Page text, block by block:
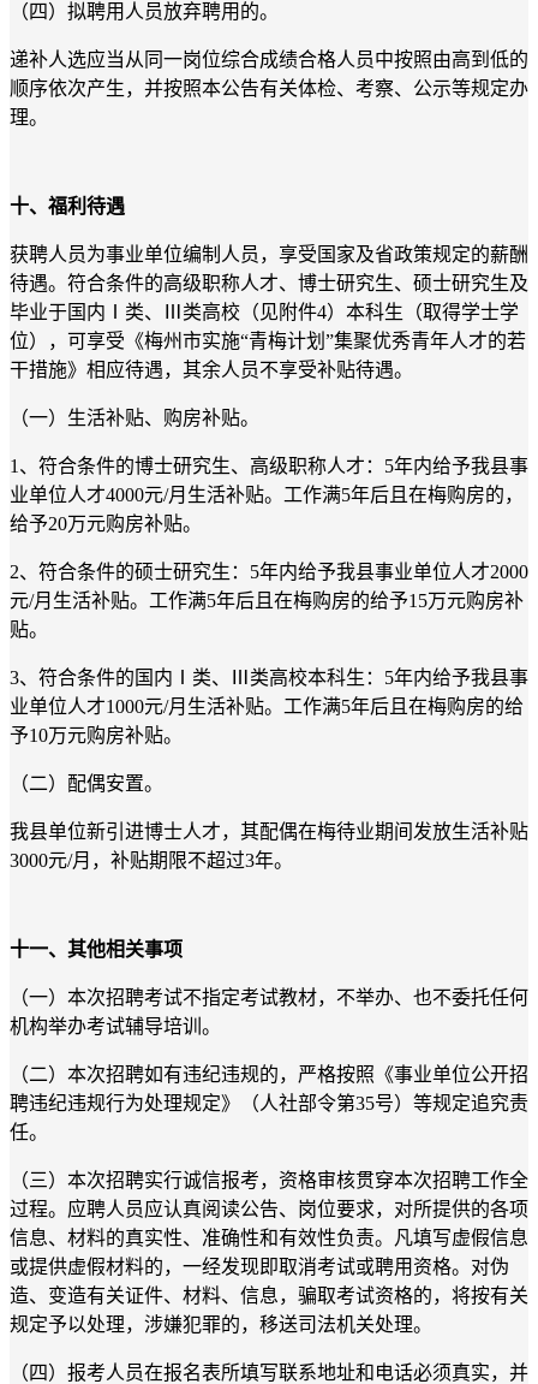
（四）拟聘用人员放弃聘用的。
递补人选应当从同一岗位综合成绩合格人员中按照由高到低的
顺序依次产生，并按照本公告有关体检、考察、公示等规定办
理。
十、福利待遇
获聘人员为事业单位编制人员，享受国家及省政策规定的薪酬
待遇。符合条件的高级职称人才、博士研究生、硕士研究生及
毕业于国内Ⅰ类、Ⅲ类高校（见附件4）本科生（取得学士学
位），可享受《梅州市实施“青梅计划”集聚优秀青年人才的若
干措施》相应待遇，其余人员不享受补贴待遇。
（一）生活补贴、购房补贴。
1、符合条件的博士研究生、高级职称人才：5年内给予我县事
业单位人才4000元/月生活补贴。工作满5年后且在梅购房的，
给予20万元购房补贴。
2、符合条件的硕士研究生：5年内给予我县事业单位人才2000
元/月生活补贴。工作满5年后且在梅购房的给予15万元购房补
贴。
3、符合条件的国内Ⅰ类、Ⅲ类高校本科生：5年内给予我县事
业单位人才1000元/月生活补贴。工作满5年后且在梅购房的给
予10万元购房补贴。
（二）配偶安置。
我县单位新引进博士人才，其配偶在梅待业期间发放生活补贴
3000元/月，补贴期限不超过3年。
十一、其他相关事项
（一）本次招聘考试不指定考试教材，不举办、也不委托任何
机构举办考试辅导培训。
（二）本次招聘如有违纪违规的，严格按照《事业单位公开招
聘违纪违规行为处理规定》（人社部令第35号）等规定追究责
任。
（三）本次招聘实行诚信报考，资格审核贯穿本次招聘工作全
过程。应聘人员应认真阅读公告、岗位要求，对所提供的各项
信息、材料的真实性、准确性和有效性负责。凡填写虚假信息
或提供虚假材料的，一经发现即取消考试或聘用资格。对伪
造、变造有关证件、材料、信息，骗取考试资格的，将按有关
规定予以处理，涉嫌犯罪的，移送司法机关处理。
（四）报考人员在报名表所填写联系地址和电话必须真实，并